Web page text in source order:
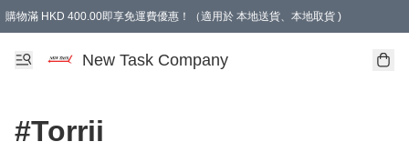
購物滿 HKD 400.00即享免運費優惠！（適用於 本地送貨、本地取貨 )
New Task Company
#Torrii